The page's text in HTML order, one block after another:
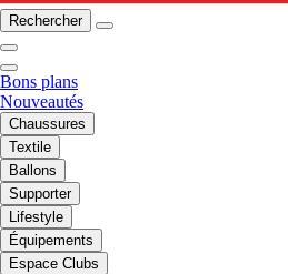
Rechercher
Bons plans
Nouveautés
Chaussures
Textile
Ballons
Supporter
Lifestyle
Équipements
Espace Clubs